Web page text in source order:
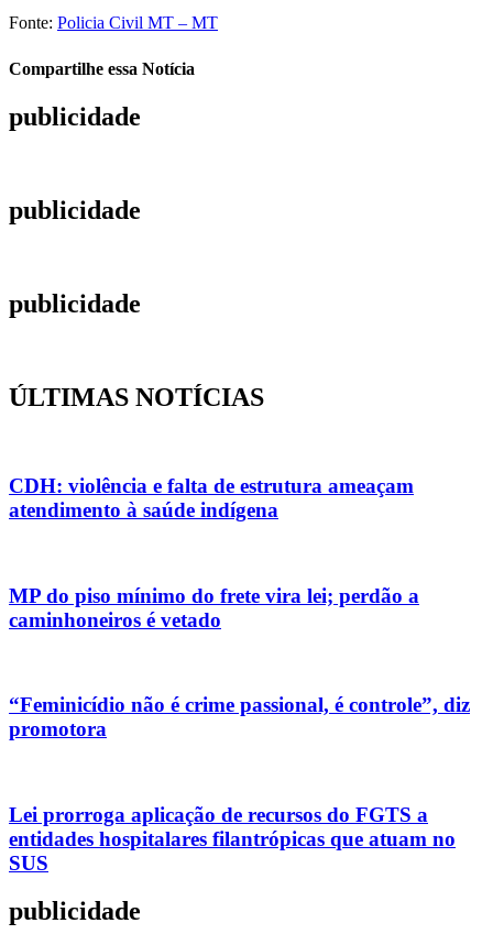
Fonte: Policia Civil MT – MT
Compartilhe essa Notícia
publicidade
publicidade
publicidade
ÚLTIMAS NOTÍCIAS
CDH: violência e falta de estrutura ameaçam
atendimento à saúde indígena
MP do piso mínimo do frete vira lei; perdão a
caminhoneiros é vetado
“Feminicídio não é crime passional, é controle”, diz
promotora
Lei prorroga aplicação de recursos do FGTS a
entidades hospitalares filantrópicas que atuam no
SUS
publicidade